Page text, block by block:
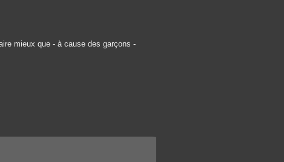
mieux que - à cause des garçons -